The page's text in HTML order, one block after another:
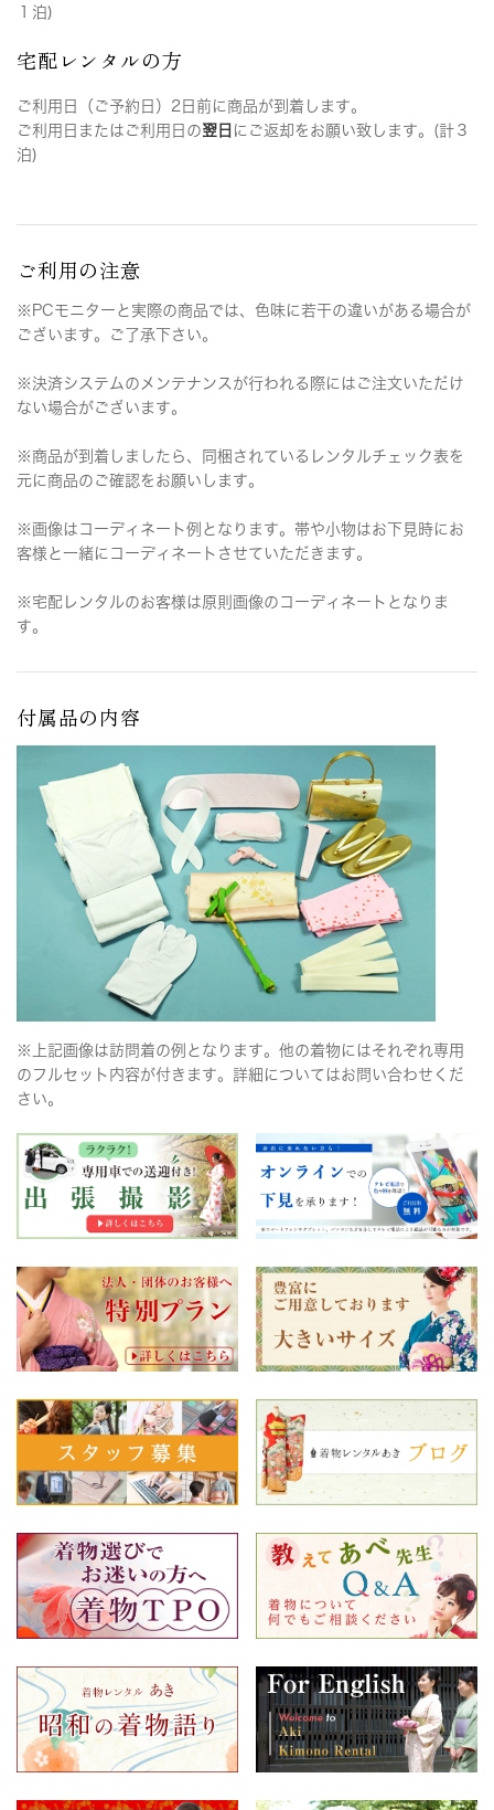
１泊)
宅配レンタルの方
ご利用日（ご予約日）2日前に商品が到着します。
ご利用日またはご利用日の翌日 にご返却をお願い致します。(計３
泊)
ご利用の注意
※PCモニターと実際の商品では、色味に若干の違いがある場合が
ございます。ご了承下さい。
※決済システムのメンテナンスが行われる際にはご注文いただけ
ない場合がございます。
※商品が到着しましたら、同梱されているレンタルチェック表を
元に商品のご確認をお願いします。
※画像はコーディネート例となります。帯や小物はお下見時にお
客様と一緒にコーディネートさせていただきます。
※宅配レンタルのお客様は原則画像のコーディネートとなりま
す。
付属品の内容
※上記画像は訪問着の例となります。他の着物にはそれぞれ専用
のフルセット内容が付きます。詳細についてはお問い合わせくだ
さい。